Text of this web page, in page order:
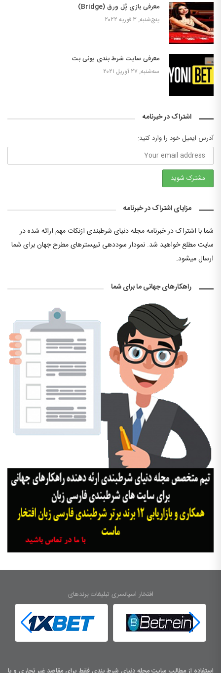
معرفی بازی پُل ورق (Bridge)
پنج‌شنبه, ۳ فوریه ۲۰۲۲
معرفی سایت شرط بندی یونی بت
سه‌شنبه, ۲۷ آوریل ۲۰۲۱
اشتراک در خبرنامه
آدرس ایمیل خود را وارد کنید:
مزایای اشتراک در خبرنامه
شما با اشتراک در خبرنامه مجله دنیای شرطبندی ازنکات مهم ارائه شده در
سایت مطلع خواهید شد. نمودار سوددهی تیپسترهای مطرح جهان برای شما
ارسال میشود.
راهکارهای جهانی ما برای شما
افتخار اسپانسری تبلیغات برندهای